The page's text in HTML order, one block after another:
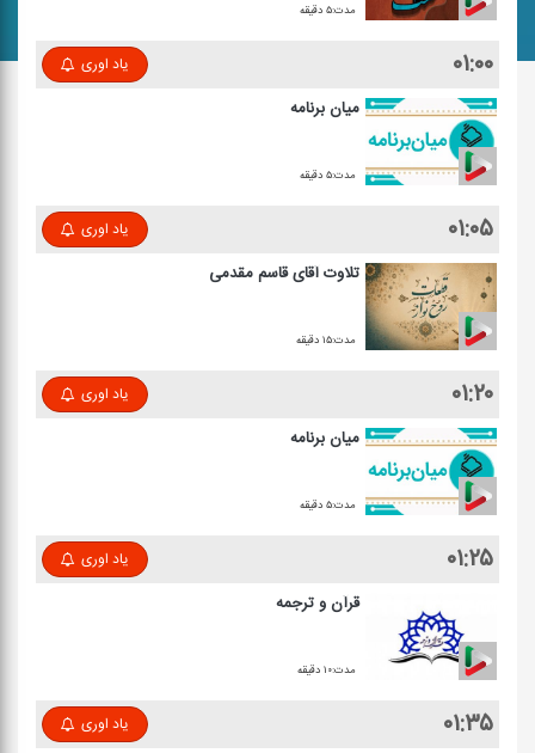
مدت:۵ دقیقه
۰۱:۰۰ یاد اوری
میان برنامه
مدت:۵ دقیقه
۰۱:۰۵ یاد اوری
تلاوت آقای قاسم مقدمی
مدت:۱۵ دقیقه
۰۱:۲۰ یاد اوری
میان برنامه
مدت:۵ دقیقه
۰۱:۲۵ یاد اوری
قرآن و ترجمه
مدت:۱۰ دقیقه
۰۱:۳۵ یاد اوری